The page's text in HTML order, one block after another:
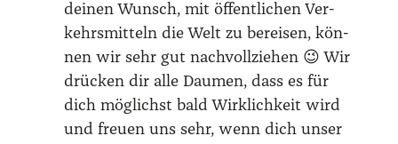
dei­nen Wunsch, mit öffent­li­chen Ver­
kehrs­mit­teln die Welt zu berei­sen, kön­
nen wir sehr gut nach­voll­zie­hen 😉 Wir
drü­cken dir alle Dau­men, dass es für
dich mög­lichst bald Wirk­lich­keit wird
und freu­en uns sehr, wenn dich unser